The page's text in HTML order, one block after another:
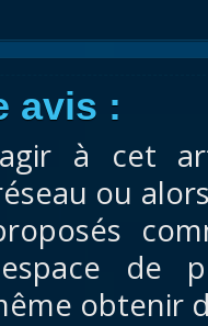
avis :
à cet
ou
de
obtenir